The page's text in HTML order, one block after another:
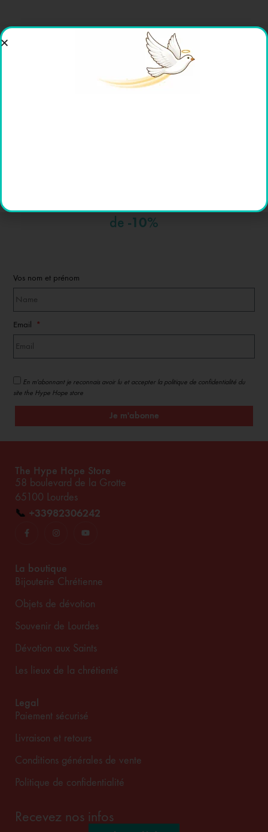
0.15 kg
Perles
de -10%
Vos nom et prénom
Email
En m'abonnant je reconnais avoir lu et accepter la politique de confidentialité du
site the Hype Hope store
Je m'abonne
The Hype Hope Store
58 boulevard de la Grotte
65100 Lourdes
📞 +33982306242
La boutique
Bijouterie Chrétienne
Objets de dévotion
Souvenir de Lourdes
Dévotion aux Saints
Les lieux de la chrétienté
Legal
Paiement sécurisé
Livraison et retours
Conditions générales de vente
Politique de confidentialité
Recevez nos infos